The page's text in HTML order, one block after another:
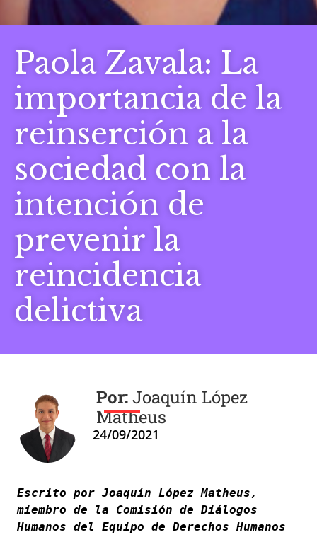
Paola Zavala: La
importancia de la
reinserción a la
sociedad con la
intención de
prevenir la
reincidencia
delictiva
Joaquín López
Matheus
Escrito por Joaquín López Matheus,
miembro de la Comisión de Diálogos
Humanos del Equipo de Derechos Humanos
24/09/2021